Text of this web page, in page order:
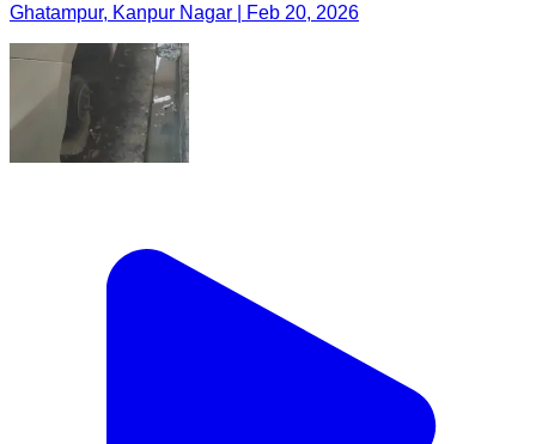
Ghatampur, Kanpur Nagar | Feb 20, 2026